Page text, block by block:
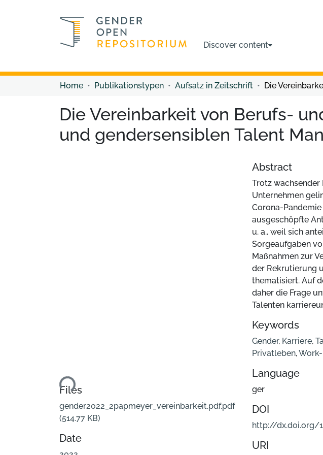
Discover content
Home Publikationstypen Aufsatz in Zeitschrift
Die Vereinbarkeit von Berufs-
und gendersensiblen Talent
Loading...
Files
gender2022_2papmeyer_vereinbarkeit.pdf.pdf
(514.77 KB)
Date
Abstract
Trotz wachsender
Unternehmen
Corona-
ausgeschöpfte
u. a., weil sich
Sorgeaufgaben
Maßnahmen zur
der Rekrutierung
thematisiert. Auf
daher die Frage
Talenten
Keywords
Gender, Karriere,
Privatleben,
Language
ger
DOI
http://dx.doi.org/
URI